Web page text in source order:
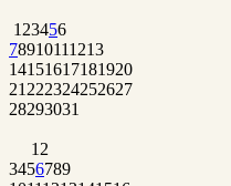
1 23456
78910111213
14151617181920
21 222324252627
28293031
1 2
3456789